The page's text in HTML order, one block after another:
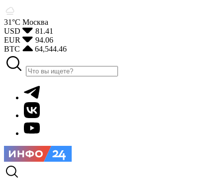
31°С Москва
USD
81.41
EUR
94.06
BTC
64,544.46